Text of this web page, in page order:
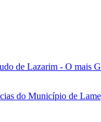
de Lazarim - O mais
do Município de